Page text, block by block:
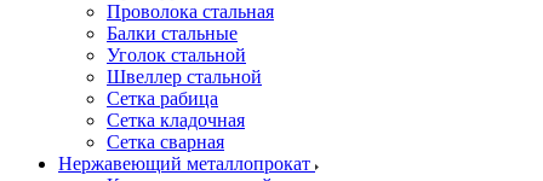
Проволока стальная
Балки стальные
Уголок стальной
Швеллер стальной
Сетка рабица
Сетка кладочная
Сетка сварная
Нержавеющий металлопрокат